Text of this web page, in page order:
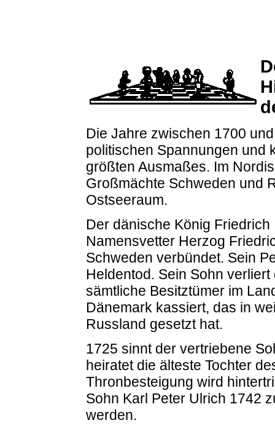
Die Jahre zwischen 1700
politischen Spannungen und
größten Ausmaßes. Im
Großmächte Schweden und
Ostseeraum.
Der dänische König
Namensvetter Herzog
Schweden verbündet. Sein
Heldentod. Sein Sohn
sämtliche Besitztümer im
Dänemark kassiert, das in
Russland gesetzt hat.
1725 sinnt der vertriebene
heiratet die älteste Tochter
Thronbesteigung wird
Sohn Karl Peter Ulrich 1742
werden.